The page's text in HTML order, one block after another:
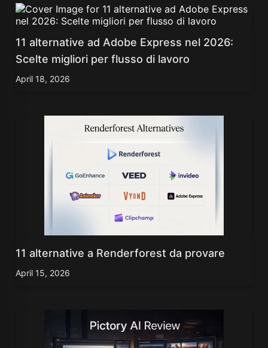
11 alternative ad Adobe Express nel 2026:
Scelte migliori per flusso di lavoro
April 18, 2026
11 alternative a Renderforest da provare
April 15, 2026